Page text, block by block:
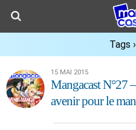
Tags
15 MAI 2015
Mangacast N°27
avenir pour le